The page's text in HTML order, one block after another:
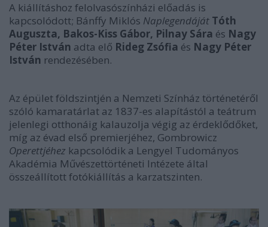
A kiállításhoz felolvasószínházi előadás is
kapcsolódott; Bánffy Miklós Naplegendáját Tóth
Auguszta, Bakos-Kiss Gábor, Pilnay Sára és Nagy
Péter István adta elő Rideg Zsófia és Nagy Péter
István rendezésében.
Az épület földszintjén a Nemzeti Színház történetéről
szóló kamaratárlat az 1837-es alapítástól a teátrum
jelenlegi otthonáig kalauzolja végig az érdeklődőket,
míg az évad első premierjéhez, Gombrowicz
Operettjéhez kapcsolódik a Lengyel Tudományos
Akadémia Művészettörténeti Intézete által
összeállított fotókiállítás a karzatszinten.